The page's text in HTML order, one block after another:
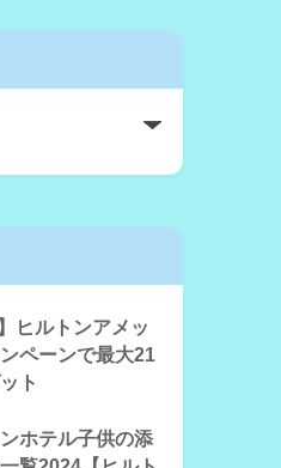
ヒルトンアメッ
ペーンで最大21
ト
ホテル子供の添